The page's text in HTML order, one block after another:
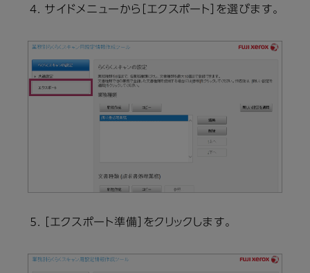
サイドメニューから［エクスポート］を選びます。
［エクスポート準備］をクリックします。